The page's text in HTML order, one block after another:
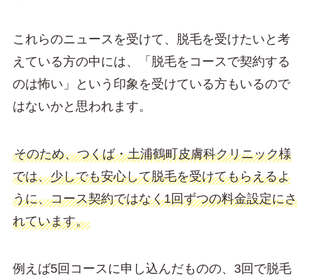
これらのニュースを受けて、脱毛を受けたいと考
えている方の中には、「脱毛をコースで契約する
のは怖い」という印象を受けている方もいるので
はないかと思われます。
そのため、つくば・土浦鶴町皮膚科クリニック様
では、少しでも安心して脱毛を受けてもらえるよ
うに、コース契約ではなく1回ずつの料金設定にさ
れています。
例えば5回コースに申し込んだものの、3回で脱毛